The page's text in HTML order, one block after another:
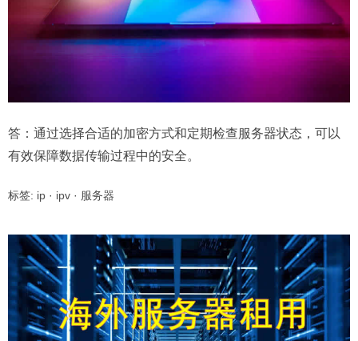
答：通过选择合适的加密方式和定期检查服务器状态，可以
有效保障数据传输过程中的安全。
标签: ip · ipv · 服务器